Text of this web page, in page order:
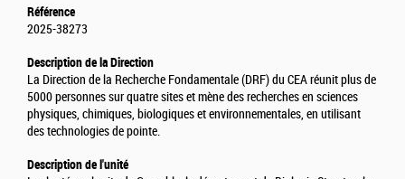
Référence
2025-38273
Description de la Direction
La Direction de la Recherche Fondamentale (DRF) du CEA réunit plus de
5000 personnes sur quatre sites et mène des recherches en sciences
physiques, chimiques, biologiques et environnementales, en utilisant
des technologies de pointe.
Description de l'unité